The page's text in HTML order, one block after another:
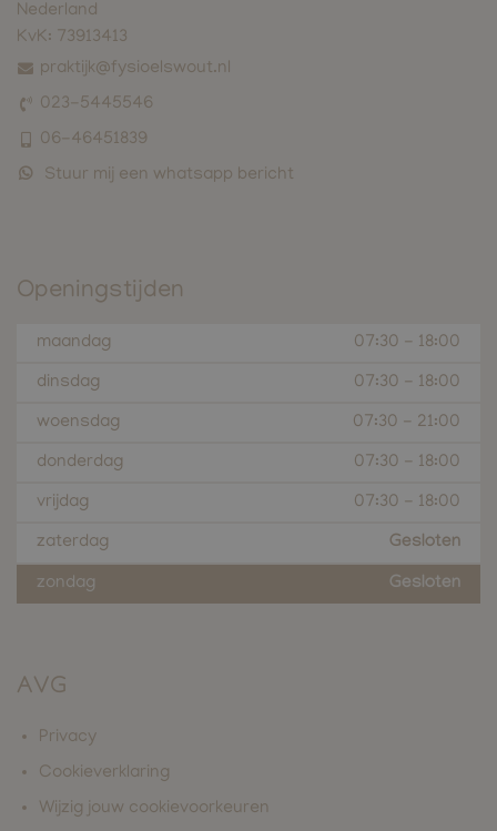
Nederland
praktijk@fysioelswout.nl
023-5445546
06-46451839
Stuur mij een whatsapp bericht
KvK: 73913413
Openingstijden
maandag 07:30 - 18:00
dinsdag
07:30 - 18:00
woensdag
07:30 - 21:00
donderdag
07:30 - 18:00
vrijdag
07:30 - 18:00
zaterdag
Gesloten
zondag Gesloten
AVG
Privacy
Cookieverklaring
Wijzig jouw cookievoorkeuren